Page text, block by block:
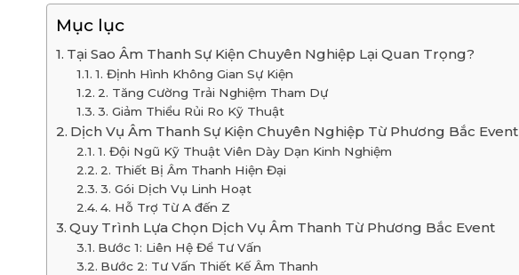
Mục lục
Tại Sao Âm Thanh Sự Kiện Chuyên Nghiệp Lại Quan Trọng?
1. Định Hình Không Gian Sự Kiện
2. Tăng Cường Trải Nghiệm Tham Dự
3. Giảm Thiểu Rủi Ro Kỹ Thuật
Dịch Vụ Âm Thanh Sự Kiện Chuyên Nghiệp Từ Phương Bắc Event
1. Đội Ngũ Kỹ Thuật Viên Dày Dạn Kinh Nghiệm
2. Thiết Bị Âm Thanh Hiện Đại
3. Gói Dịch Vụ Linh Hoạt
4. Hỗ Trợ Từ A đến Z
Quy Trình Lựa Chọn Dịch Vụ Âm Thanh Từ Phương Bắc Event
Bước 1: Liên Hệ Để Tư Vấn
Bước 2: Tư Vấn Thiết Kế Âm Thanh